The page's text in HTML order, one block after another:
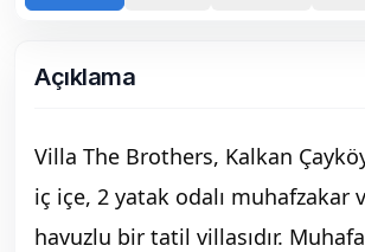
Açıklama
Villa The Brothers, Kalkan
iç içe, 2 yatak odalı muhafzakar
havuzlu bir tatil villasıdır.